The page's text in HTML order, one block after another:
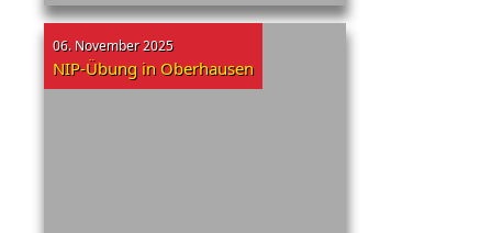
06. November 2025
NIP-Übung in Oberhausen